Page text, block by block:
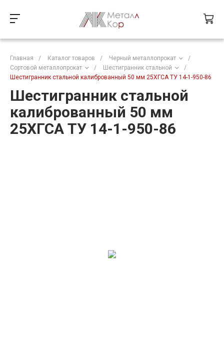
Главная / Каталог товаров / Черный металлопрокат
/
Сортовой металлопрокат
/ Шестигранник стальной
/
Шестигранник стальной калиброванный 50 мм 25ХГСА ТУ 14-1-950-86
Шестигранник стальной
калиброванный 50 мм
25ХГСА ТУ 14-1-950-86